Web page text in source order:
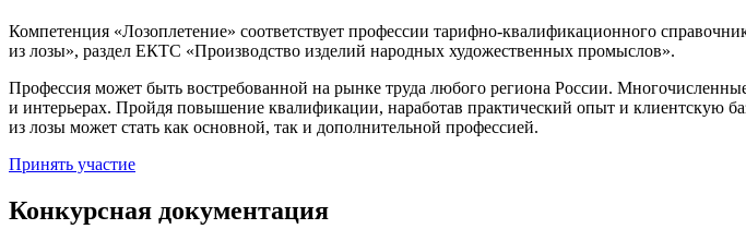
Компетенция «Лозоплетение» соответствует профессии тарифно-квалификационного
из лозы», раздел ЕКТС «Производство изделий народных художественных промыслов».
Профессия может быть востребованной на рынке труда любого региона России.
и интерьерах. Пройдя повышение квалификации, наработав практический опыт и клиентскую
из лозы может стать как основной, так и дополнительной профессией.
Принять участие
Конкурсная документация